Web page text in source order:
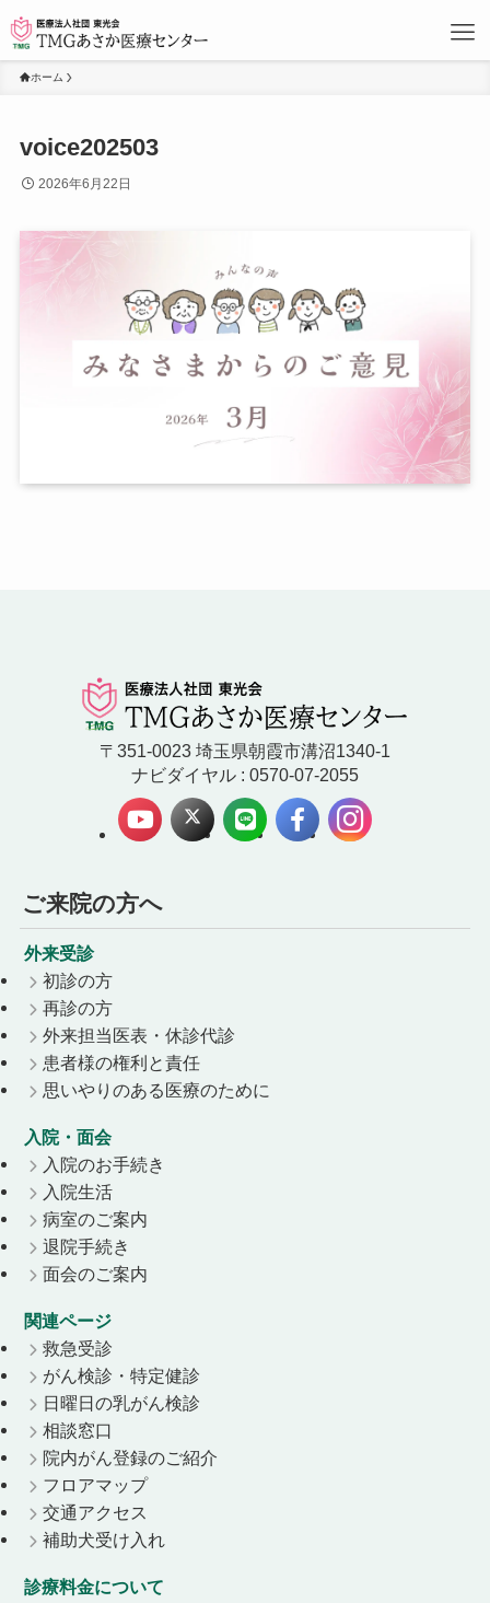
ホーム
voice202503
2026年6月22日
〒351-0023 埼玉県朝霞市溝沼1340-1
ナビダイヤル : 0570-07-2055
ご来院の方へ
外来受診
初診の方
再診の方
外来担当医表・休診代診
患者様の権利と責任
思いやりのある医療のために
入院・面会
入院のお手続き
入院生活
病室のご案内
退院手続き
面会のご案内
関連ページ
救急受診
がん検診・特定健診
日曜日の乳がん検診
相談窓口
院内がん登録のご紹介
フロアマップ
交通アクセス
補助犬受け入れ
診療料金について